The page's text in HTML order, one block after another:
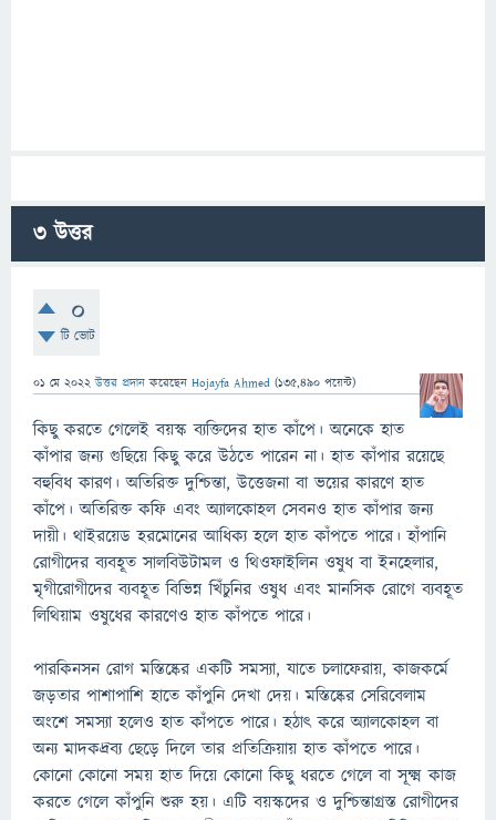
3উত্তর
0
টি ভোট
01 মে 2022 উত্তর প্রদান করেছেন Hojayfa Ahmed (135,490 পয়েন্ট)
কিছু করতে গেলেই বয়স্ক ব্যক্তিদের হাত কাঁপে। অনেকে হাত
কাঁপার জন্য গুছিয়ে কিছু করে উঠতে পারেন না। হাত কাঁপার রয়েছে
বহুবিধ কারণ। অতিরিক্ত দুশ্চিন্তা, উত্তেজনা বা ভয়ের কারণে হাত
কাঁপে। অতিরিক্ত কফি এবং অ্যালকোহল সেবনও হাত কাঁপার জন্য
দায়ী। থাইরয়েড হরমোনের আধিক্য হলে হাত কাঁপতে পারে। হাঁপানি
রোগীদের ব্যবহূত সালবিউটামল ও থিওফাইলিন ওষুধ বা ইনহেলার,
মৃগীরোগীদের ব্যবহূত বিভিন্ন খিঁচুনির ওষুধ এবং মানসিক রোগে ব্যবহূত
লিথিয়াম ওষুধের কারণেও হাত কাঁপতে পারে।
পারকিনসন রোগ মস্তিষ্কের একটি সমস্যা, যাতে চলাফেরায়, কাজকর্মে
জড়তার পাশাপাশি হাতে কাঁপুনি দেখা দেয়। মস্তিষ্কের সেরিবেলাম
অংশে সমস্যা হলেও হাত কাঁপতে পারে। হঠাৎ করে অ্যালকোহল বা
অন্য মাদকদ্রব্য ছেড়ে দিলে তার প্রতিক্রিয়ায় হাত কাঁপতে পারে।
কোনো কোনো সময় হাত দিয়ে কোনো কিছু ধরতে গেলে বা সূক্ষ্ম কাজ
করতে গেলে কাঁপুনি শুরু হয়। এটি বয়স্কদের ও দুশ্চিন্তাগ্রস্ত রোগীদের